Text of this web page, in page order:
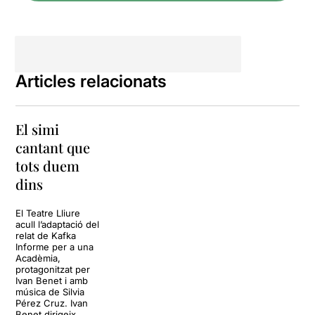
incomprensibles, Peter el
gàbia a l’entrecoberta d’un
text interessant i vigent, amb
musicals, actuacions de circ,
sorpreses escenogràfiques,
transicions ben dilatades i,
Articles relacionats
El simi
cantant que
tots duem
dins
El Teatre Lliure
acull l’adaptació del
relat de Kafka
Informe per a una
Acadèmia,
protagonitzat per
Ivan Benet i amb
música de Silvia
Pérez Cruz. Ivan